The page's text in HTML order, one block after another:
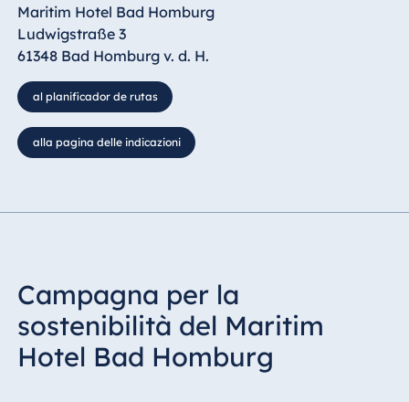
Maritim Hotel Bad Homburg
Ludwigstraße 3
61348 Bad Homburg v. d. H.
al planificador de rutas
alla pagina delle indicazioni
Campagna per la
sostenibilità del Maritim
Hotel Bad Homburg